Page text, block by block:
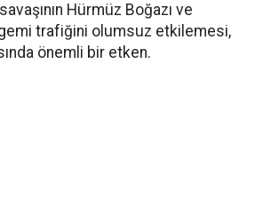
Hürmüz Boğazı ve
gemi trafiğini olumsuz etkilemesi,
önemli bir etken.